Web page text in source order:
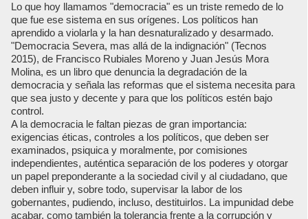
Lo que hoy llamamos "democracia" es un triste remedo de lo
que fue ese sistema en sus orígenes. Los políticos han
aprendido a violarla y la han desnaturalizado y desarmado.
"Democracia Severa, mas allá de la indignación" (Tecnos
2015), de Francisco Rubiales Moreno y Juan Jesús Mora
Molina, es un libro que denuncia la degradación de la
democracia y señala las reformas que el sistema necesita para
que sea justo y decente y para que los políticos estén bajo
control.
A la democracia le faltan piezas de gran importancia:
exigencias éticas, controles a los políticos, que deben ser
examinados, psiquica y moralmente, por comisiones
independientes, auténtica separación de los poderes y otorgar
un papel preponderante a la sociedad civil y al ciudadano, que
deben influir y, sobre todo, supervisar la labor de los
gobernantes, pudiendo, incluso, destituirlos. La impunidad debe
acabar, como también la tolerancia frente a la corrupción y